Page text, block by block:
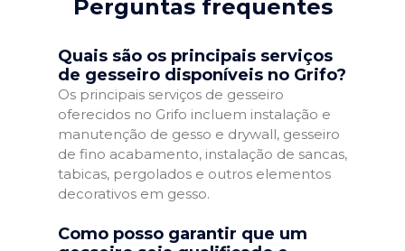
Perguntas frequentes
Quais são os principais serviços
de gesseiro disponíveis no Grifo?
Os principais serviços de gesseiro
oferecidos no Grifo incluem instalação e
manutenção de gesso e drywall, gesseiro
de fino acabamento, instalação de sancas,
tabicas, pergolados e outros elementos
decorativos em gesso.
Como posso garantir que um